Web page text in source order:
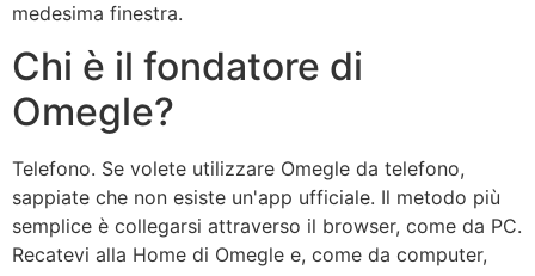
medesima finestra.
Chi è il fondatore di
Omegle?
Telefono. Se volete utilizzare Omegle da telefono,
sappiate che non esiste un'app ufficiale. Il metodo più
semplice è collegarsi attraverso il browser, come da PC.
Recatevi alla Home di Omegle e, come da computer,